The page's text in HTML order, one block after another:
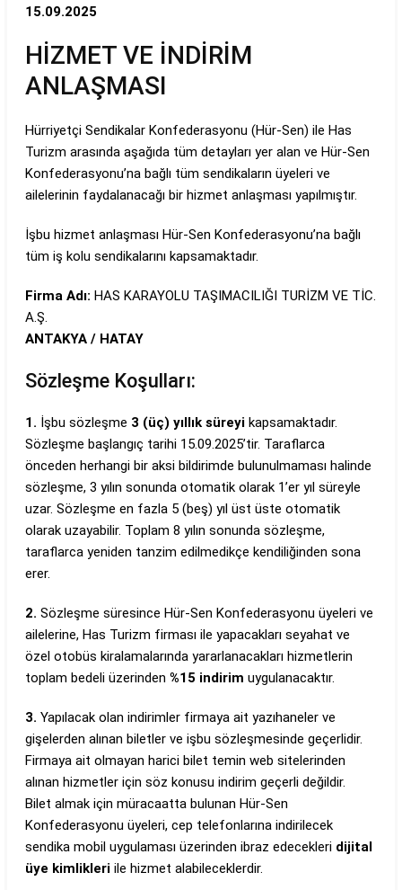
15.09.2025
HİZMET VE İNDİRİM
ANLAŞMASI
Hürriyetçi Sendikalar Konfederasyonu (Hür-Sen) ile Has
Turizm arasında aşağıda tüm detayları yer alan ve Hür-Sen
Konfederasyonu’na bağlı tüm sendikaların üyeleri ve
ailelerinin faydalanacağı bir hizmet anlaşması yapılmıştır.
İşbu hizmet anlaşması Hür-Sen Konfederasyonu’na bağlı
tüm iş kolu sendikalarını kapsamaktadır.
Firma Adı: HAS KARAYOLU TAŞIMACILIĞI TURİZM VE TİC.
A.Ş.
ANTAKYA / HATAY
Sözleşme Koşulları:
1. İşbu sözleşme 3 (üç) yıllık süreyi kapsamaktadır.
Sözleşme başlangıç tarihi 15.09.2025’tir. Taraflarca
önceden herhangi bir aksi bildirimde bulunulmaması halinde
sözleşme, 3 yılın sonunda otomatik olarak 1’er yıl süreyle
uzar. Sözleşme en fazla 5 (beş) yıl üst üste otomatik
olarak uzayabilir. Toplam 8 yılın sonunda sözleşme,
taraflarca yeniden tanzim edilmedikçe kendiliğinden sona
erer.
2. Sözleşme süresince Hür-Sen Konfederasyonu üyeleri ve
ailelerine, Has Turizm firması ile yapacakları seyahat ve
özel otobüs kiralamalarında yararlanacakları hizmetlerin
toplam bedeli üzerinden %15 indirim uygulanacaktır.
3. Yapılacak olan indirimler firmaya ait yazıhaneler ve
gişelerden alınan biletler ve işbu sözleşmesinde geçerlidir.
Firmaya ait olmayan harici bilet temin web sitelerinden
alınan hizmetler için söz konusu indirim geçerli değildir.
Bilet almak için müracaatta bulunan Hür-Sen
Konfederasyonu üyeleri, cep telefonlarına indirilecek
sendika mobil uygulaması üzerinden ibraz edecekleri dijital
üye kimlikleri ile hizmet alabileceklerdir.